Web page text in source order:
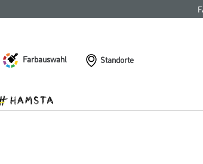
Farbauswahl
Standorte